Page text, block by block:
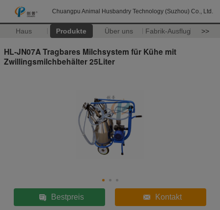
Chuangpu Animal Husbandry Technology (Suzhou) Co., Ltd.
Haus Produkte Über uns Fabrik-Ausflug >>
HL-JN07A Tragbares Milchsystem für Kühe mit
Zwillingsmilchbehälter 25Liter
Bestpreis Kontakt